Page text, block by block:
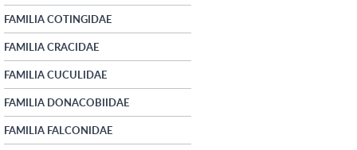
FAMILIA COTINGIDAE
FAMILIA CRACIDAE
FAMILIA CUCULIDAE
FAMILIA DONACOBIIDAE
FAMILIA FALCONIDAE